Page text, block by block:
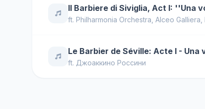
Il Barbiere di Siviglia, Act I: ''Una
ft. Philharmonia Orchestra Alceo Galliera
Le Barbier de Séville: Acte I - Una
ft. Джоаккино Россини